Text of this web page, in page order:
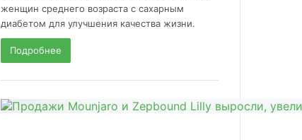
женщин среднего возраста с сахарным
диабетом для улучшения качества жизни.
Подробнее